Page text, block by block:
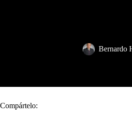
Bernardo
Compártelo: